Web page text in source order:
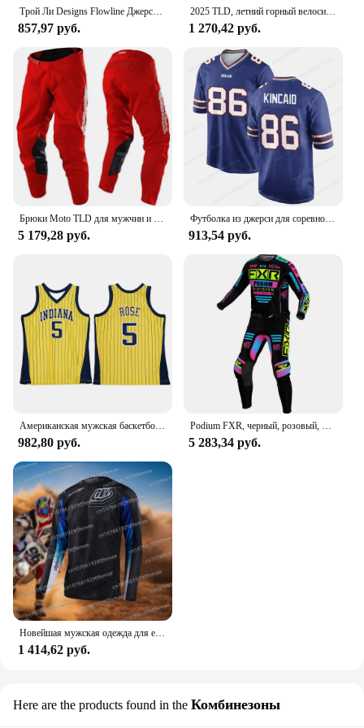
in the pits.
Трой Ли Designs Flowline Джерси с короткими рукавами Одежда для верховой езды на открытом воздухе Спортивная футболка с 3D принтом Топ Мужские топы для гонок на горных велосипедах
857,97 руб.
2025 TLD, летний горный велосипед с контролем скорости, длинный рукав, MTB, дышащий мужской велосипедный костюм большого размера, мотоциклетная футболка для бездорожья
1 270,42 руб.
Брюки Moto TLD для мужчин и женщин, мотоциклетные брюки для езды на мотоцикле, локомотивы для пересеченной местности, внедорожные брюки
5 179,28 руб.
Футболка из джерси для соревнований, удобная дышащая детская игровая майка для взрослых, Джерси Buffalo Bills на заказ - Royal
913,54 руб.
982,80 руб. 5 283,34 руб.
1 414,62 руб.
Here are the products found in the Комбинезоны